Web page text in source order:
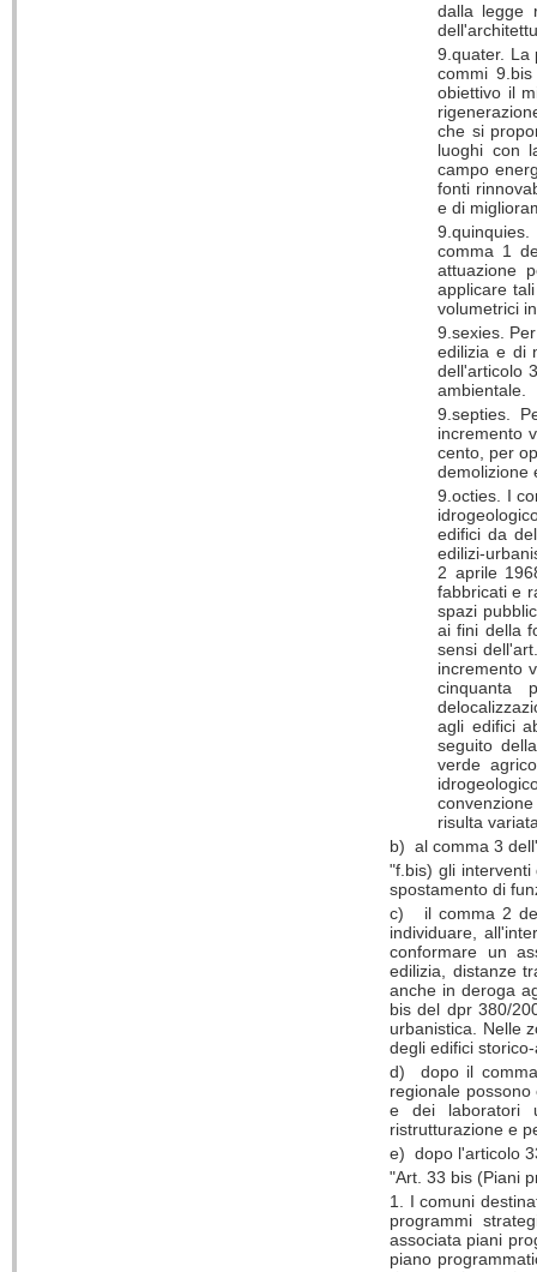
dalla legge
9.quater. La
commi
obiettivo il
che si
luoghi con
campo
fonti
e di
comma 1
attuazione
applicare
volumetrici
9.sexies.
edilizia e di
dell'articolo
ambientale.
9.septies.
incremento
cento, per
demolizione
9.octies. I
edifici da
edilizi-
2 aprile
fabbricati e
spazi
ai fini della
sensi
incremento
cinquanta
agli edifici
seguito
verde
risulta
b) al comma 3
"f.bis) gli
spostamento di
c) il comma 2
individuare,
conformare un
edilizia, distanze
anche in deroga
bis del dpr 380/
urbanistica. Nelle
degli edifici
d) dopo il comma
regionale
e dei laboratori
ristrutturazione e
e) dopo l'articolo
"Art. 33 bis (Piani
1. I comuni
programmi
associata piani
piano